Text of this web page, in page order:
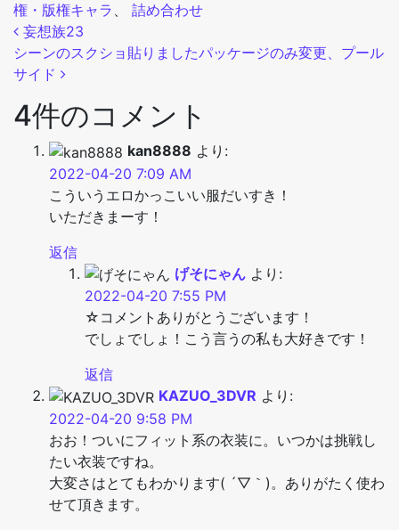
権・版権キャラ 、 詰め合わせ
投稿ナビゲーション
妄想族23
シーンのスクショ貼りましたパッケージのみ変更、プール
サイド
4件のコメント
kan8888 より:
2022-04-20 7:09 AM
こういうエロかっこいい服だいすき！
いただきまーす！
返信
げそにゃん より:
2022-04-20 7:55 PM
☆コメントありがとうございます！
でしょでしょ！こう言うの私も大好きです！
返信
KAZUO_3DVR より:
2022-04-20 9:58 PM
おお！ついにフィット系の衣装に。いつかは挑戦し
たい衣装ですね。
大変さはとてもわかります( ´▽｀)。ありがたく使わ
せて頂きます。